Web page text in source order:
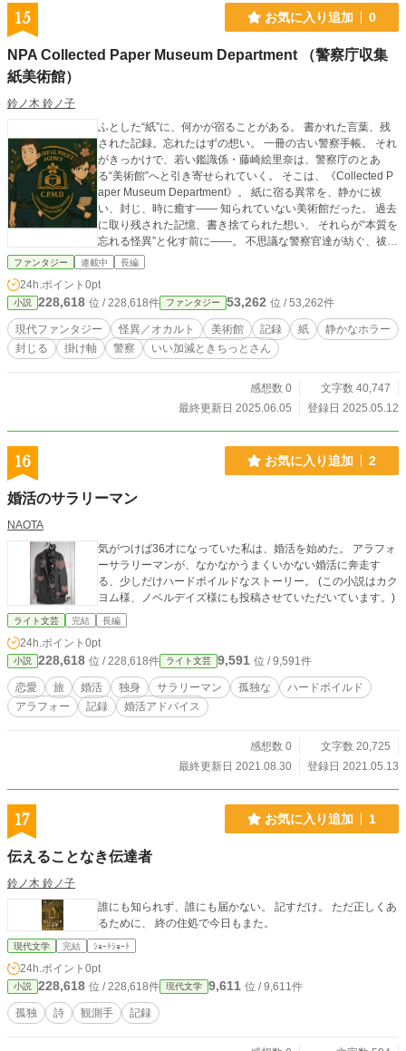
15 お気に入り追加 0
NPA Collected Paper Museum Department （警察庁収集
紙美術館）
鈴ノ木 鈴ノ子
ふとした“紙”に、何かが宿ることがある。 書かれた言葉、残
された記録。忘れたはずの想い。 一冊の古い警察手帳。 それ
がきっかけで、若い鑑識係・藤崎絵里奈は、警察庁のとあ
る“美術館”へと引き寄せられていく。 そこは、《Collected P
aper Museum Department》。 紙に宿る異常を、静かに祓
い、封じ、時に癒す―― 知られていない美術館だった。 過去
に取り残された記憶、書き捨てられた想い、 それらが“本質を
忘れる怪異”と化す前に――。 不思議な警察官達が紡ぐ、祓い
と救いの記録譚。
ファンタジー 連載中 長編
24h.ポイント 0pt
小説 228,618 位 / 228,618件 ファンタジー 53,262 位 / 53,262件
現代ファンタジー 怪異／オカルト 美術館 記録 紙
静かなホラー
封じる
掛け軸 警察 いい加減ときちっとさん
感想数 0
文字数 40,747
最終更新日 2025.06.05
登録日 2025.05.12
16 お気に入り追加 2
婚活のサラリーマン
NAOTA
気がつけば36才になっていた私は、婚活を始めた。 アラフォ
ーサラリーマンが、なかなかうまくいかない婚活に奔走す
る、少しだけハードボイルドなストーリー。 (この小説はカク
ヨム様、ノベルデイズ様にも投稿させていただいています。)
ライト文芸 完結 長編
24h.ポイント 0pt
小説 228,618 位 / 228,618件 ライト文芸 9,591 位 / 9,591件
恋愛 旅 婚活 独身 サラリーマン 孤独な
ハードボイルド
アラフォー
記録 婚活アドバイス
感想数 0
文字数 20,725
最終更新日 2021.08.30
登録日 2021.05.13
17 お気に入り追加 1
伝えることなき伝達者
鈴ノ木 鈴ノ子
誰にも知られず、誰にも届かない。 記すだけ。 ただ正しくあ
るために、 終の住処で今日もまた。
現代文学 完結 ｼｮｰﾄｼｮｰﾄ
24h.ポイント 0pt
小説 228,618 位 / 228,618件 現代文学 9,611 位 / 9,611件
孤独 詩 観測手 記録